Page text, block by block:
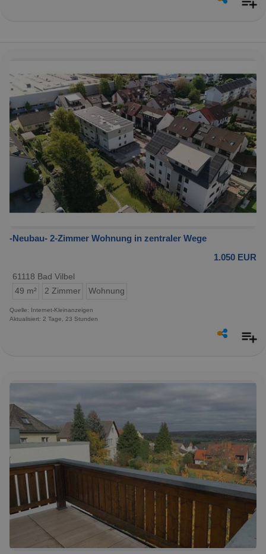
-Neubau- 2-Zimmer Wohnung in zentraler Wege
1.050 EUR
61118 Bad Vilbel
49 m²
2 Zimmer Wohnung
Quelle: Internet-Kleinanzeigen
Aktualisiert: 2 Tage, 23 Stunden